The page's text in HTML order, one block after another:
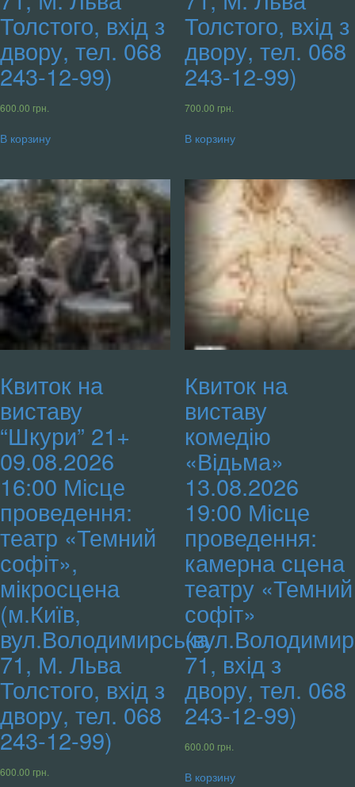
Толстого, вхід з
двору, тел. 068
243-12-99)
600.00 грн.
В корзину
Толстого, вхід з
двору, тел. 068
243-12-99)
700.00 грн.
В корзину
Квиток на
виставу
“Шкури” 21+
09.08.2026
16:00 Місце
проведення:
театр «Темний
софіт»,
мікросцена
(м.Київ,
вул.Володимирська
71, М. Льва
Толстого, вхід з
двору, тел. 068
243-12-99)
600.00 грн.
Квиток на
виставу
комедію
«Відьма»
13.08.2026
19:00 Місце
проведення:
камерна сцена
театру «Темний
софіт»
71, вхід з
двору, тел. 068
243-12-99)
600.00 грн.
В корзину